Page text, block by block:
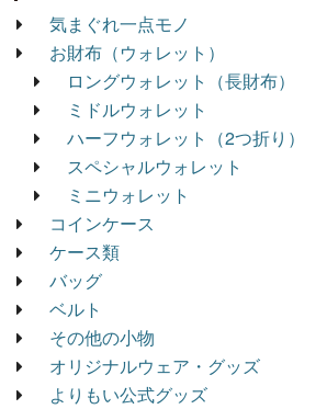
気まぐれ一点モノ
お財布（ウォレット）
ロングウォレット（長財布）
ミドルウォレット
ハーフウォレット（2つ折り）
スペシャルウォレット
ミニウォレット
コインケース
ケース類
バッグ
ベルト
その他の小物
オリジナルウェア・グッズ
よりもい公式グッズ